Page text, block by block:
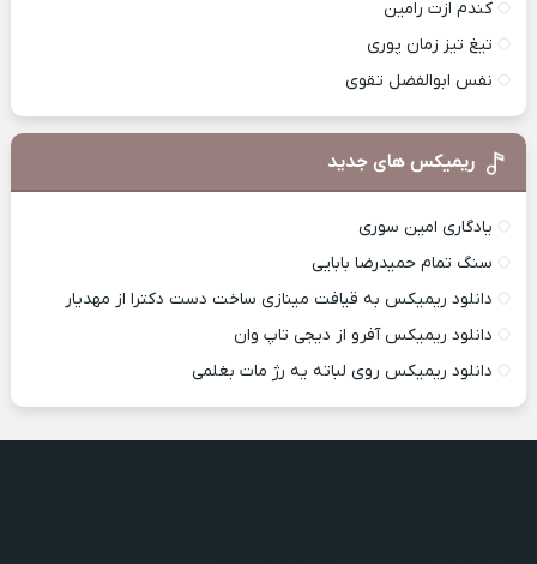
کندم ازت رامین
تیغ تیز زمان پوری
نفس ابوالفضل تقوی
ریمیکس های جدید
یادگاری امین سوری
سنگ تمام حمیدرضا بابایی
دانلود ریمیکس به قیافت مینازی ساخت دست دکترا از مهدیار
دانلود ریمیکس آفرو از ديجی تاپ وان
دانلود ریمیکس روی لباته یه رژ مات بغلمی